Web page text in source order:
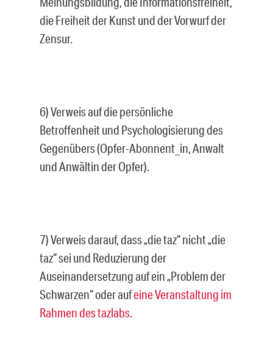
die Freiheit der Kunst und der Vorwurf der
Zensur.
6) Verweis auf die persönliche
Betroffenheit und Psychologisierung des
Gegenübers (Opfer-Abonnent_in, Anwalt
und Anwältin der Opfer).
7) Verweis darauf, dass „die taz“ nicht „die
taz“ sei und Reduzierung der
Auseinandersetzung auf ein „Problem der
Schwarzen“ oder aufeine Veranstaltung im
Rahmen des tazlabs.